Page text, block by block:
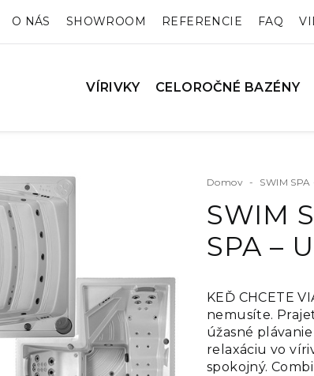
O NÁS SHOWROOM REFERENCIE FAQ
VÍRIVKY CELOROČNÉ BAZÉNY
Domov - SWIM
SWIM
SPA –
KEĎ CHCETE
nemusíte.
úžasné
relaxáciu vo
spokojný.